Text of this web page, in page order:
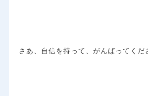
さあ、自信を持って、がんばってくだ